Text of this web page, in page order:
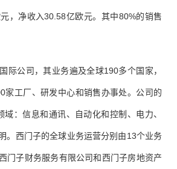
，净收入30.58亿欧元。其中80%的销售
际公司，其业务遍及全球190多个国家，
家工厂、研发中心和销售办事处。公司的
域：信息和通讯、自动化和控制、电力、
。西门子的全球业务运营分别由13个业务
门子财务服务有限公司和西门子房地资产